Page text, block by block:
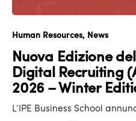
Human Resources News
Nuova Edizione
Digital Recruiting
2026 – Winter
L’IPE Business School